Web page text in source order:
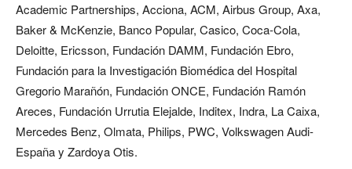
Academic Partnerships, Acciona, ACM, Airbus Group, Axa,
Baker & McKenzie, Banco Popular, Casico, Coca-Cola,
Deloitte, Ericsson, Fundación DAMM, Fundación Ebro,
Fundación para la Investigación Biomédica del Hospital
Gregorio Marañón, Fundación ONCE, Fundación Ramón
Areces, Fundación Urrutia Elejalde, Inditex, Indra, La Caixa,
Mercedes Benz, Olmata, Philips, PWC, Volkswagen Audi-
España y Zardoya Otis.